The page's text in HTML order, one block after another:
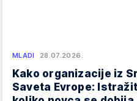
MLADI 28.07.2026.
Kako organizacije iz
Saveta Evrope: